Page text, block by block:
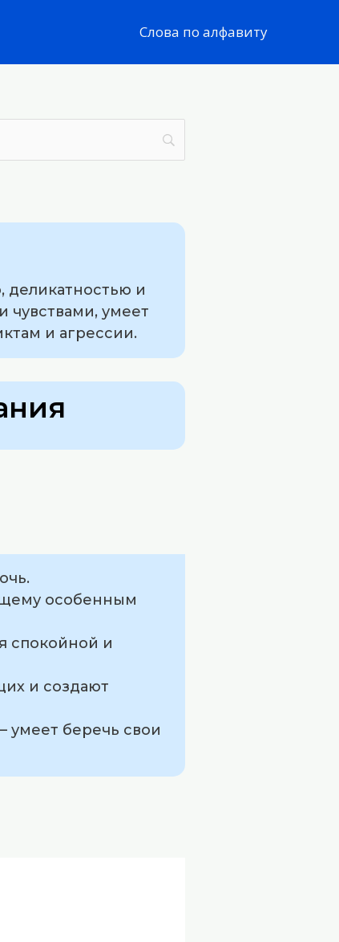
Слова по алфавиту
деликатностью и
чувствами, умеет
и агрессии.
особенным
спокойной и
и создают
умеет беречь свои